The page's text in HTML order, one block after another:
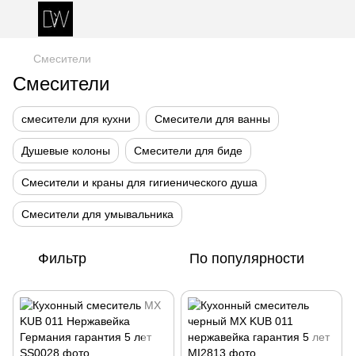
Смесители
Смесители
смесители для кухни Смесители для ванны
Душевые колоны Смесители для биде
Смесители и краны для гигиенического душа
Смесители для умывальника
Фильтр По популярности